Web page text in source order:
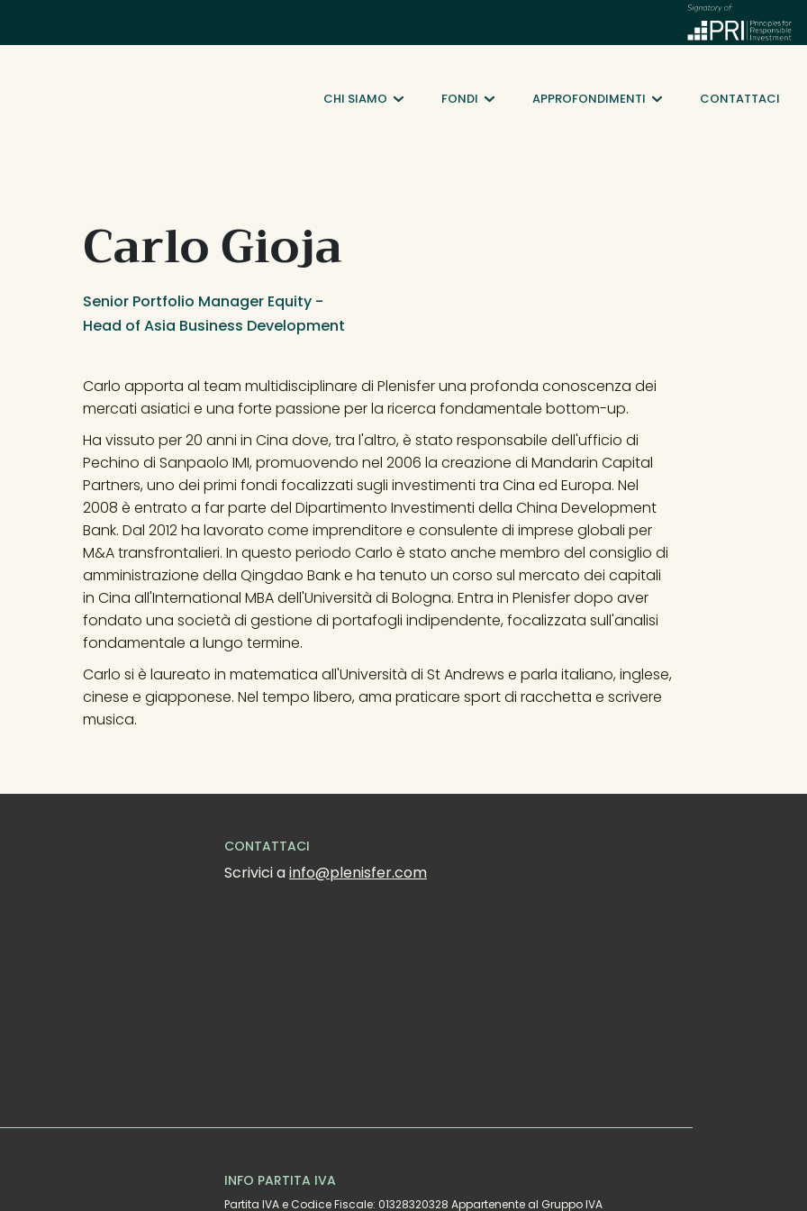
CHI SIAMO FONDI APPROFONDIMENTI CONTATTACI
Carlo Gioja
Senior Portfolio Manager Equity -
Head of Asia Business Development
Carlo apporta al team multidisciplinare di Plenisfer una profonda conoscenza dei
mercati asiatici e una forte passione per la ricerca fondamentale bottom-up.
Ha vissuto per 20 anni in Cina dove, tra l'altro, è stato responsabile dell'ufficio di
Pechino di Sanpaolo IMI, promuovendo nel 2006 la creazione di Mandarin Capital
Partners, uno dei primi fondi focalizzati sugli investimenti tra Cina ed Europa. Nel
2008 è entrato a far parte del Dipartimento Investimenti della China Development
Bank. Dal 2012 ha lavorato come imprenditore e consulente di imprese globali per
M&A transfrontalieri. In questo periodo Carlo è stato anche membro del consiglio di
amministrazione della Qingdao Bank e ha tenuto un corso sul mercato dei capitali
in Cina all'International MBA dell'Università di Bologna. Entra in Plenisfer dopo aver
fondato una società di gestione di portafogli indipendente, focalizzata sull'analisi
fondamentale a lungo termine.
Carlo si è laureato in matematica all'Università di St Andrews e parla italiano, inglese,
cinese e giapponese. Nel tempo libero, ama praticare sport di racchetta e scrivere
musica.
CONTATTACI
Scrivici a info@plenisfer.com
INFO PARTITA IVA
Partita IVA e Codice Fiscale: 01328320328 Appartenente al Gruppo IVA